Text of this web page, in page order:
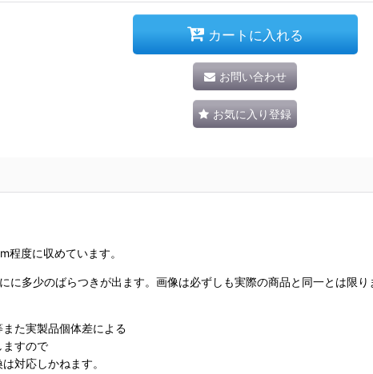
カートに入れる
お問い合わせ
お気に入り登録
度に収めています。
に多少のばらつきが出ます。画像は必ずしも実際の商品と同一とは限り
た実製品個体差による
ますので
対応しかねます。